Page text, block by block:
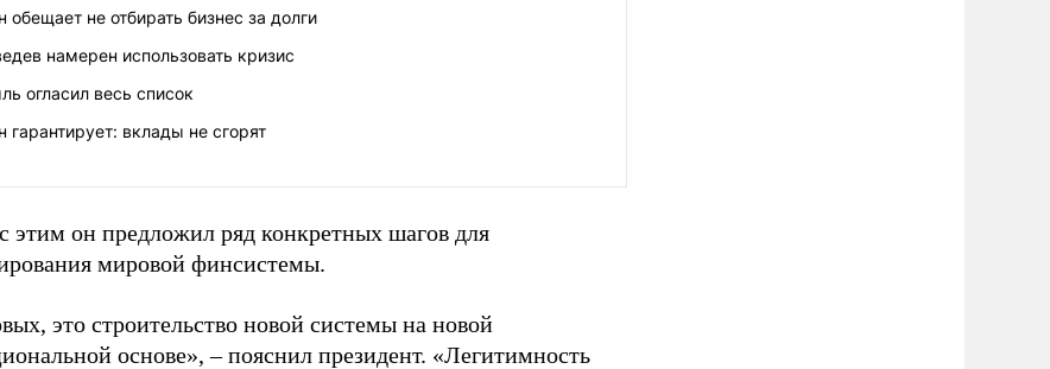
обещает не отбирать бизнес за долги
намерен использовать кризис
огласил весь список
гарантирует: вклады не сгорят
этим он предложил ряд конкретных шагов для
мировой финсистемы.
это строительство новой системы на новой
основе», – пояснил президент. «Легитимность